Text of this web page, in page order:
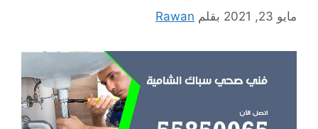
مايو 23, 2021 بقلم Rawan